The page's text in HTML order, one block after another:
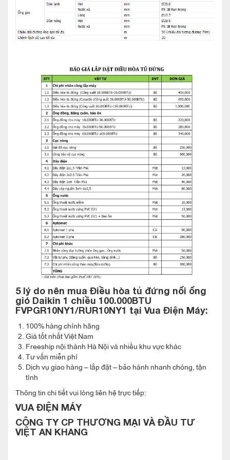
– Động cơ quạt 1 chiều tăng hiệu suất hoạt động
FVPGR10NY1/RUR10NY1
COP cao
– Nhờ vào sự kết hợp của các công nghệ tiết kiệm năng lượng,
COP của sản phẩm đạt được từ 3.00 đến 3.94.
– COP là hệ số hiệu quả năng lượng (Coefficient Of
Performance) tương đương với hệ số làm lạnh ε và hệ số bơm
nhiệt φ trong kỹ thuật lạnh của Việt nam.
– Thoải mái gia tăng với sản phẩm inverter. Inverter thực hiện
điều khiển tần số biến đổi là nhân tố quyết định hiệu suất làm
việc của máy điều hòa.
– Inverter thực hiện điều khiển tần số biến đổi là nhân tố quyết
định hiệu suất làm việc của máy điều hòa.
Cánh tản nhiệt dàn nóng được xử lý chống
ăn mòn :
– Để nâng cao độ bền bằng cách cải thiện khả năng chịu đựng
ăn mòn do muối và ô nhiễm không khí, dàn trao đổi nhiệt được
xử lý chống ăn mòn (đã được xử lý sơ bộ bằng acryl) được sử
dụng cho dàn trao đổi nhiệt tại dàn nóng.
Điều khiển điều hướng từ xa dễ sử dụng
5 lý do nên mua Điều hòa tủ đứng nối ống
gió Daikin 1 chiều 100.000BTU
FVPGR10NY1/RUR10NY1 tại Vua Điện Máy:
100% hàng chính hãng
Giá tốt nhất Việt Nam
Freeship nội thành Hà Nội và nhiều khu vực khác
Tư vấn miễn phí
Dịch vụ giao hàng – lắp đặt – bảo hành nhanh chóng, tận
tình
Thông tin chi tiết vui lòng liên hệ trực tiếp:
VUA ĐIỆN MÁY
CÔNG TY CP THƯƠNG MẠI VÀ ĐẦU TƯ
VIỆT AN KHANG